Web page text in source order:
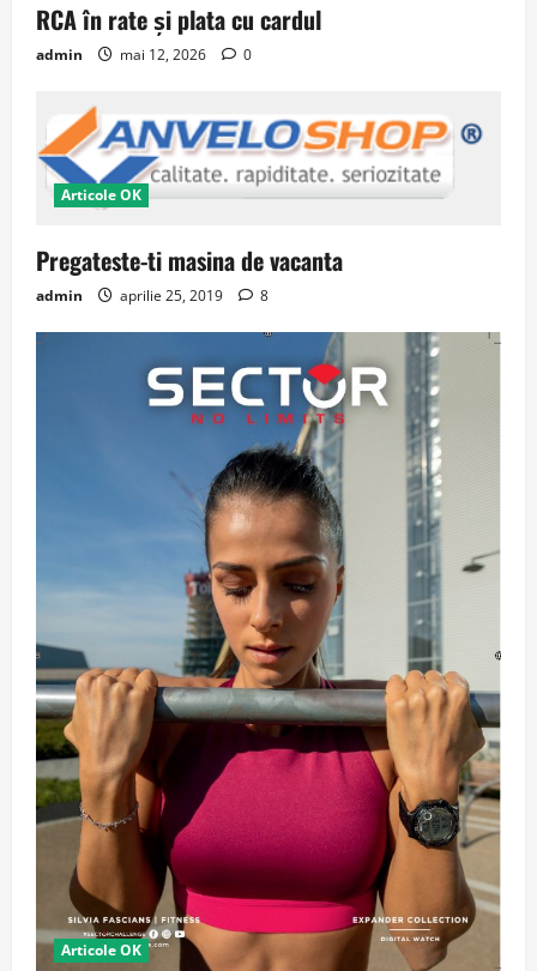
RCA în rate și plata cu cardul
admin mai 12, 2026 0
Articole OK
Pregateste-ti masina de vacanta
admin aprilie 25, 2019 8
Articole OK